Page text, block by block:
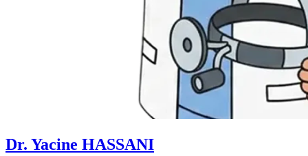
Dr. Yacine HASSANI